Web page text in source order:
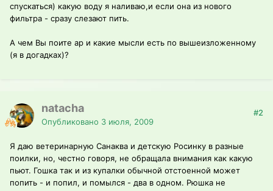
спускаться) какую воду я наливаю,и если она из нового
фильтра - сразу слезают пить.
А чем Вы поите ар и какие мысли есть по вышеизложенному
(я в догадках)?
natacha
Опубликовано 3 июля, 2009
#2
Я даю ветеринарную Санаква и детскую Росинку в разные
поилки, но, честно говоря, не обращала внимания как какую
пьют. Гошка так и из купалки обычной отстоенной может
попить - и попил, и помылся - два в одном. Рюшка не